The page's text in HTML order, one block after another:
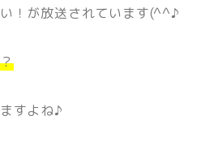
！が放送されています(^^♪
すよね♪